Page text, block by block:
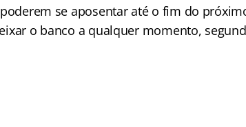
se aposentar até o fim do
o banco a qualquer momento,